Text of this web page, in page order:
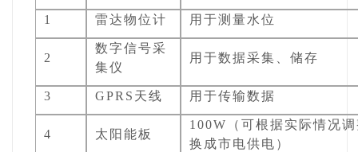
1 雷达物位计 用于测量水位
2
数字信号采
集仪
用于数据采集、储存
3 GPRS天线 用于传输数据
4 太阳能板
100W（可根据实际情况
换成市电供电）